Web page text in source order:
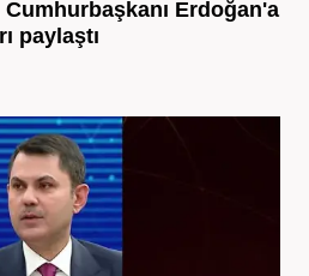
Cumhurbaşkanı Erdoğan'a
paylaştı